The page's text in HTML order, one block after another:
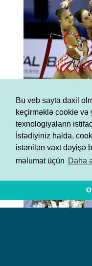
Bu veb sayta daxil
keçirməklə cookie və
texnologiyaların
İstədiyiniz halda,
istənilən vaxt dəyişə
məlumat üçün Daha